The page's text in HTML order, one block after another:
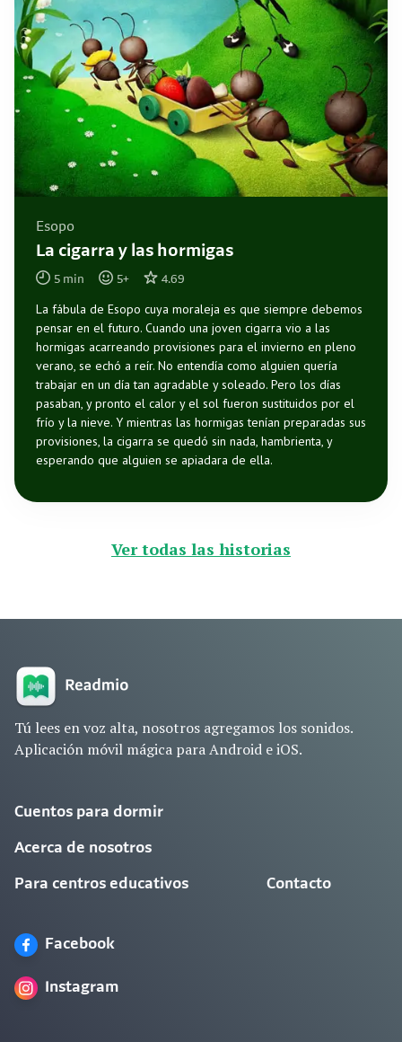
Esopo
La cigarra y las hormigas
5 min 5+ 4.69
La fábula de Esopo cuya moraleja es que siempre debemos
pensar en el futuro. Cuando una joven cigarra vio a las
hormigas acarreando provisiones para el invierno en pleno
verano, se echó a reír. No entendía como alguien quería
trabajar en un día tan agradable y soleado. Pero los días
pasaban, y pronto el calor y el sol fueron sustituidos por el
frío y la nieve. Y mientras las hormigas tenían preparadas sus
provisiones, la cigarra se quedó sin nada, hambrienta, y
esperando que alguien se apiadara de ella.
Ver todas las historias
Tú lees en voz alta, nosotros agregamos los sonidos.
Aplicación móvil mágica para Android e iOS.
Cuentos para dormir
Acerca de nosotros
Para centros educativos Contacto
Facebook
Instagram